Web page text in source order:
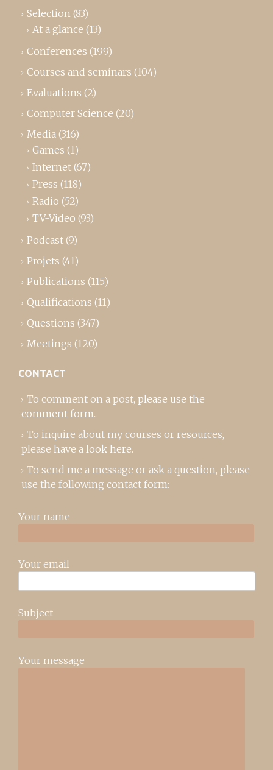
Selection (83)
At a glance (13)
Conferences (199)
Courses and seminars (104)
Evaluations (2)
Computer Science (20)
Media (316)
Games (1)
Internet (67)
Press (118)
Radio (52)
TV-Video (93)
Podcast (9)
Projets (41)
Publications (115)
Qualifications (11)
Questions (347)
Meetings (120)
CONTACT
To comment on a post, please use the
comment form..
To inquire about my courses or resources,
please have a look here.
To send me a message or ask a question, please
use the following contact form:
Your name
Your email
Subject
Your message